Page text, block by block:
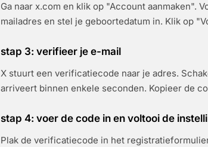
Ga naar x.com en klik op "Account aanmaken".
mailadres en stel je geboortedatum in. Klik op
stap 3: verifieer je e-mail
X stuurt een verificatiecode naar je adres.
arriveert binnen enkele seconden. Kopieer de
stap 4: voer de code in en voltooi de
Plak de verificatiecode in het